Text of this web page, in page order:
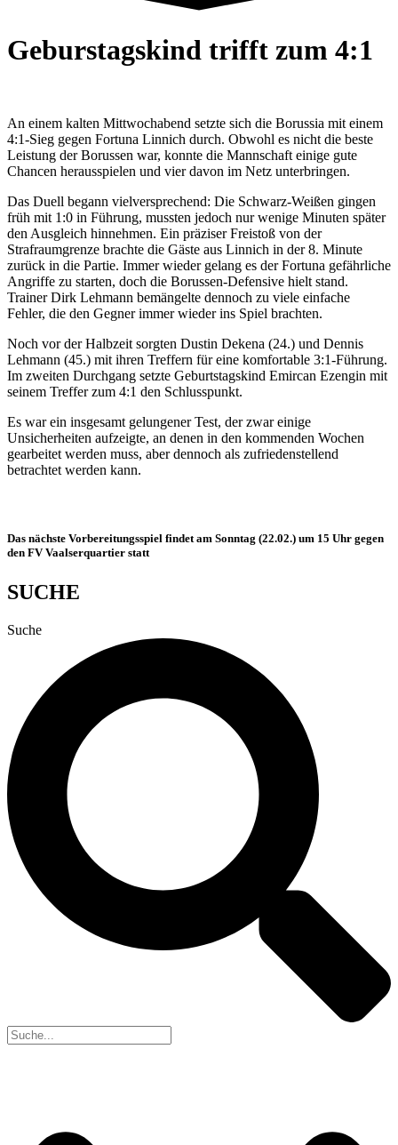
Geburstagskind trifft zum 4:1
An einem kalten Mittwochabend setzte sich die Borussia mit einem
4:1-Sieg gegen Fortuna Linnich durch. Obwohl es nicht die beste
Leistung der Borussen war, konnte die Mannschaft einige gute
Chancen herausspielen und vier davon im Netz unterbringen.
Das Duell begann vielversprechend: Die Schwarz-Weißen gingen
früh mit 1:0 in Führung, mussten jedoch nur wenige Minuten später
den Ausgleich hinnehmen. Ein präziser Freistoß von der
Strafraumgrenze brachte die Gäste aus Linnich in der 8. Minute
zurück in die Partie. Immer wieder gelang es der Fortuna gefährliche
Angriffe zu starten, doch die Borussen-Defensive hielt stand.
Trainer Dirk Lehmann bemängelte dennoch zu viele einfache
Fehler, die den Gegner immer wieder ins Spiel brachten.
Noch vor der Halbzeit sorgten Dustin Dekena (24.) und Dennis
Lehmann (45.) mit ihren Treffern für eine komfortable 3:1-Führung.
Im zweiten Durchgang setzte Geburtstagskind Emircan Ezengin mit
seinem Treffer zum 4:1 den Schlusspunkt.
Es war ein insgesamt gelungener Test, der zwar einige
Unsicherheiten aufzeigte, an denen in den kommenden Wochen
gearbeitet werden muss, aber dennoch als zufriedenstellend
betrachtet werden kann.
Das nächste Vorbereitungsspiel findet am Sonntag (22.02.) um 15 Uhr gegen
den FV Vaalserquartier statt
SUCHE
Suche